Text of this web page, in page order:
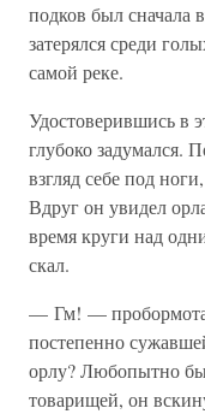
подков был сначала
затерялся среди
самой реке.
Удостоверившись в
глубоко задумался.
взгляд себе под
Вдруг он увидел
время круги над
скал.
— Гм! —
постепенно
орлу? Любопытно
товарищей, он